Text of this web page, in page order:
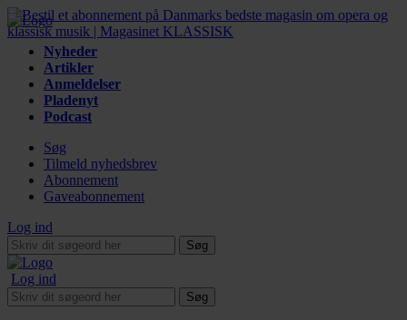
Nyheder
Artikler
Anmeldelser
Pladenyt
Podcast
Søg
Tilmeld nyhedsbrev
Abonnement
Gaveabonnement
Log ind
Søg
Log ind
Søg